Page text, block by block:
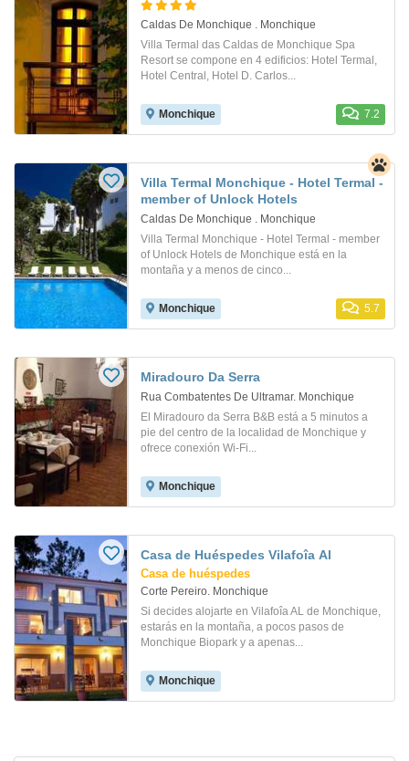
Caldas De Monchique . Monchique
Villa Termal das Caldas de Monchique Spa
Resort se compone en 4 edificios: Hotel Termal,
Hotel Central, Hotel D. Carlos...
Monchique 7.2
Villa Termal Monchique - Hotel Termal -
member of Unlock Hotels
Caldas De Monchique . Monchique
Villa Termal Monchique - Hotel Termal - member
of Unlock Hotels de Monchique está en la
montaña y a menos de cinco...
Monchique 5.7
Miradouro Da Serra
Rua Combatentes De Ultramar. Monchique
El Miradouro da Serra B&B está a 5 minutos a
pie del centro de la localidad de Monchique y
ofrece conexión Wi-Fi...
Monchique
Casa de Huéspedes Vilafoîa Al
Casa de huéspedes
Corte Pereiro. Monchique
Si decides alojarte en Vilafoîa AL de Monchique,
estarás en la montaña, a pocos pasos de
Monchique Biopark y a apenas...
Monchique